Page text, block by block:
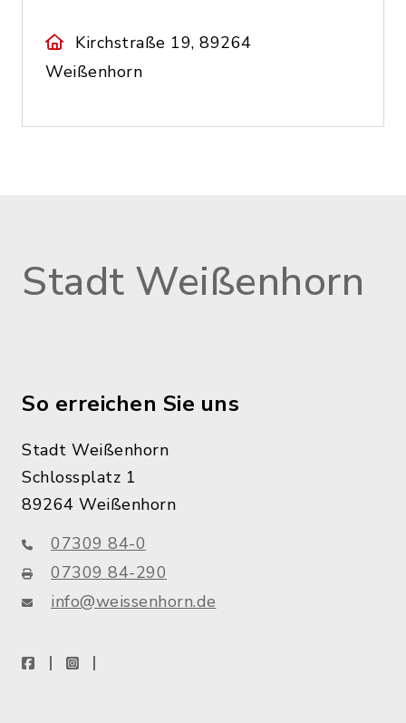
Kirchstraße 19, 89264
Weißenhorn
Stadt Weißenhorn
So erreichen Sie uns
Stadt Weißenhorn
Schlossplatz 1
89264 Weißenhorn
07309 84-0
07309 84-290
info@weissenhorn.de
facebookinstagram